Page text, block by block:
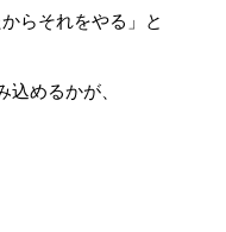
らそれをやる」と
めるかが、